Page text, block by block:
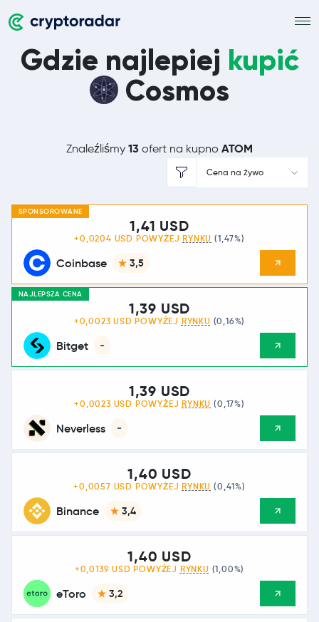
Gdzie najlepiej kupić
Cosmos
Znaleźliśmy 13 ofert na kupno ATOM
Cena na żywo
SPONSOROWANE
Coinbase 3,5
1,41 USD
+0,0204 USD POWYŻEJ RYNKU (1,47%)
NAJLEPSZA CENA
Bitget -
1,39 USD
+0,0023 USD POWYŻEJ RYNKU (0,16%)
Neverless -
1,39 USD
+0,0023 USD POWYŻEJ RYNKU (0,17%)
Binance 3,4
1,40 USD
+0,0057 USD POWYŻEJ RYNKU (0,41%)
eToro 3,2
1,40 USD
+0,0139 USD POWYŻEJ RYNKU (1,00%)